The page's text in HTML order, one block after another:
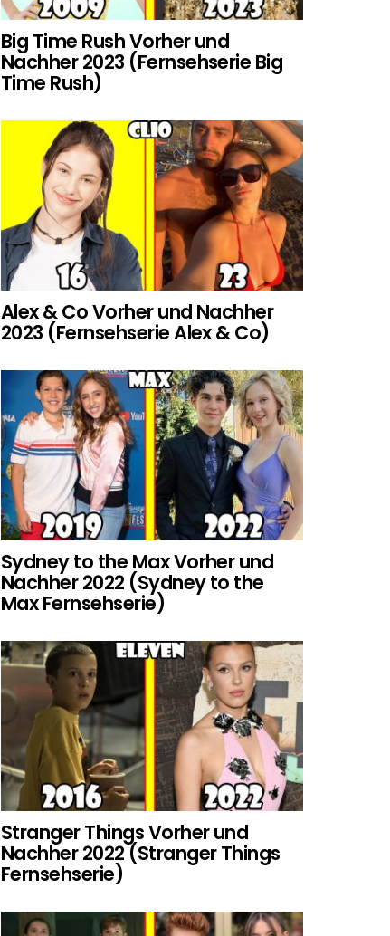
Big Time Rush Vorher und
Nachher 2023 (Fernsehserie Big
Time Rush)
Alex & Co Vorher und Nachher
2023 (Fernsehserie Alex & Co)
Sydney to the Max Vorher und
Nachher 2022 (Sydney to the
Max Fernsehserie)
Stranger Things Vorher und
Nachher 2022 (Stranger Things
Fernsehserie)